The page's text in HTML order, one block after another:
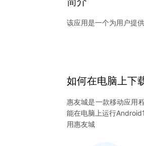
该应用是一个为用户提
-微信公众号：惠友城
如何在电脑上下
惠友城是一款移动应用
能在电脑上运行
用惠友城